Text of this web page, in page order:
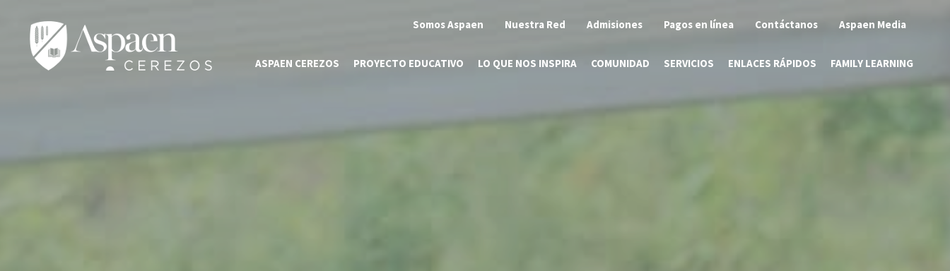
Somos Aspaen Nuestra Red Admisiones Pagos en línea Contáctanos Aspaen Media
ASPAEN CEREZOS PROYECTO EDUCATIVO LO QUE NOS INSPIRA COMUNIDAD SERVICIOS ENLACES RÁPIDOS FAMILY LEARNING